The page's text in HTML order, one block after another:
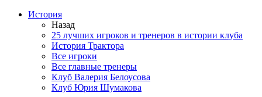
История
Назад
25 лучших игроков и тренеров в истории клуба
История Трактора
Все игроки
Все главные тренеры
Клуб Валерия Белоусова
Клуб Юрия Шумакова